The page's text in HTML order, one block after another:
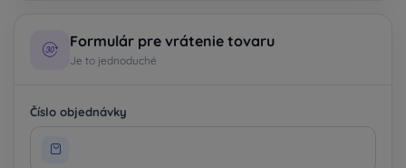
Formulár pre vrátenie tovaru
Je to jednoduché
Číslo objednávky